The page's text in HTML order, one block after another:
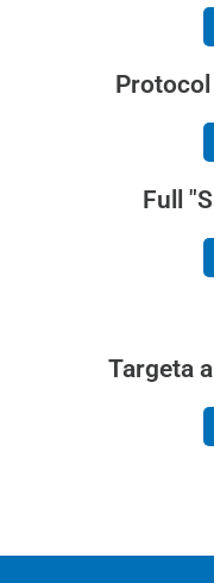
Full
Targeta